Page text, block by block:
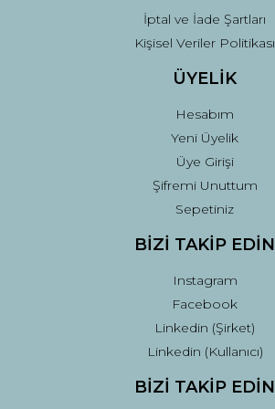
İptal ve İade Şartları
Kişisel Veriler Politikası
ÜYELİK
Hesabım
Yeni Üyelik
Üye Girişi
Şifremi Unuttum
Sepetiniz
BİZİ TAKİP EDİN
Instagram
Facebook
Linkedin (Şirket)
Linkedin (Kullanıcı)
BİZİ TAKİP EDİN